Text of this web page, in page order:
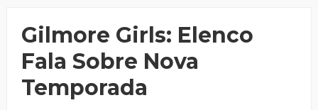
Gilmore Girls: Elenco
Fala Sobre Nova
Temporada